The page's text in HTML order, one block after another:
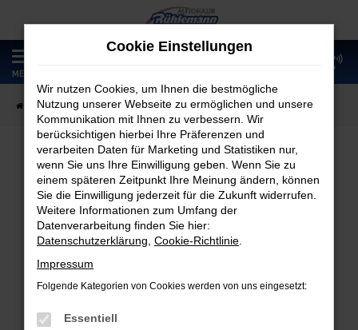
Zum
Hauptinhalt
springen
MENÜ
Startseite Fahrzeugangebote Fahrzeugmarkt
Fahrzeugmarkt
Fehler: Network Error
Beim Laden ist ein Fehler aufgetreten.
Hier sind ein paar Tipps, die dir helfen können:
Cookie Einstellungen
Wir nutzen Cookies, um Ihnen die bestmögliche
Nutzung unserer Webseite zu ermöglichen und unsere
Kommunikation mit Ihnen zu verbessern. Wir
berücksichtigen hierbei Ihre Präferenzen und
verarbeiten Daten für Marketing und Statistiken nur,
wenn Sie uns Ihre Einwilligung geben. Wenn Sie zu
einem späteren Zeitpunkt Ihre Meinung ändern, können
Sie die Einwilligung jederzeit für die Zukunft widerrufen.
Weitere Informationen zum Umfang der
Datenverarbeitung finden Sie hier:
Datenschutzerklärung Cookie-Richtlinie
Impressum
Folgende Kategorien von Cookies werden von uns eingesetzt:
Essentiell